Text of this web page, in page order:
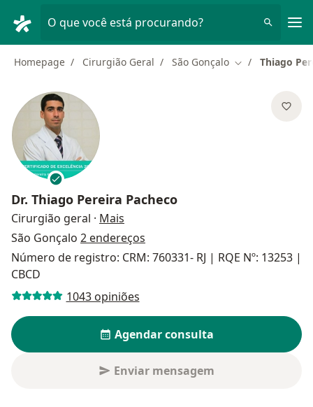
O que você está procurando?
Homepage Cirurgião Geral São Gonçalo Mudar de cidade
Thiago
Dr. Thiago Pereira Pacheco
Cirurgião geral · Mais
São Gonçalo 2 endereços
Número de registro: CRM: 760331- RJ | RQE Nº: 13253 |
CBCD
1043 opiniões
Agendar consulta
Enviar mensagem